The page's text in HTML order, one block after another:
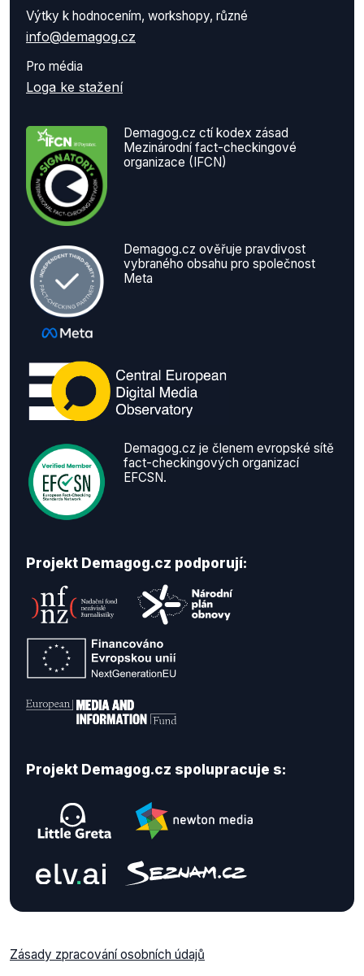
Výtky k hodnocením, workshopy, různé
info@demagog.cz
Pro média
Loga ke stažení
Demagog.cz ctí kodex zásad
Mezinárodní fact-checkingové
organizace (IFCN)
Demagog.cz ověřuje pravdivost
vybraného obsahu pro společnost
Meta
Demagog.cz je členem evropské sítě
fact-checkingových organizací
EFCSN.
Projekt Demagog.cz podporují:
Projekt Demagog.cz spolupracuje s:
Zásady zpracování osobních údajů